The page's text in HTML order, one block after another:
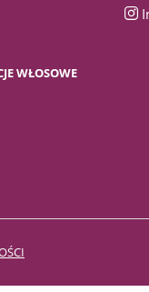
WŁOSOWE